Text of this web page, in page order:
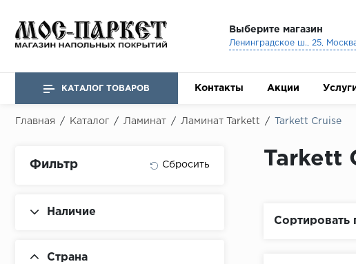
Выберите магазин
Ленинградское ш., 25,
КАТАЛОГ ТОВАРОВ Контакты Акции
Главная / Каталог / Ламинат / Ламинат Tarkett / Tarkett Cruise
Фильтр
Наличие
Страна
Tarkett
Сортировать